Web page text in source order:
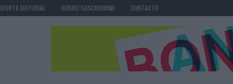
OFERTA EDITORIAL QUIERO SUSCRIBIRME CONTACTO